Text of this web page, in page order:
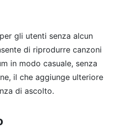
gli utenti senza alcun
di riprodurre canzoni
in modo casuale, senza
il che aggiunge ulteriore
di ascolto.